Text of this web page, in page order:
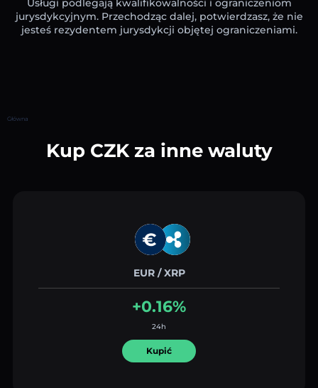
jurysdykcyjnym. Przechodząc dalej, potwierdzasz, że nie
jesteś rezydentem jurysdykcji objętej ograniczeniami.
Główna
Kup CZK za inne waluty
EUR / XRP
+0.16%
24h
Kupić